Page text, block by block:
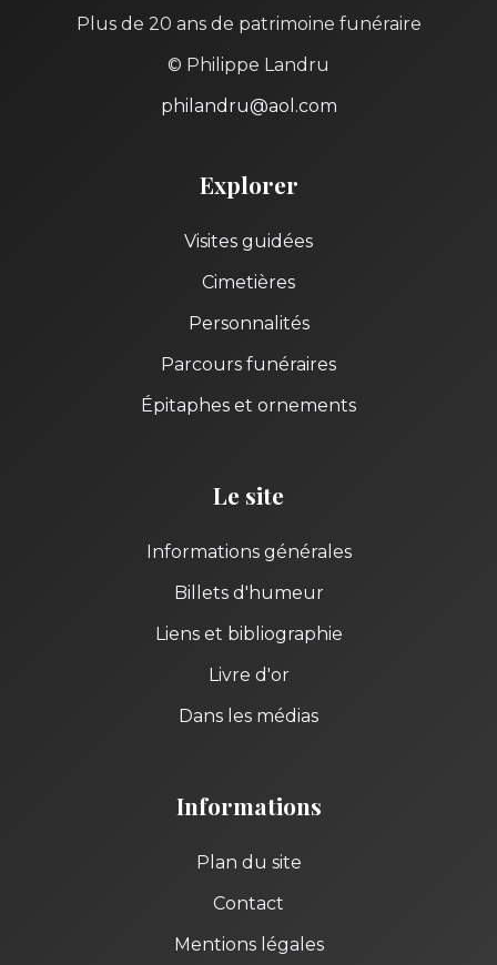
Plus de 20 ans de patrimoine funéraire
© Philippe Landru
philandru@aol.com
Explorer
Visites guidées
Cimetières
Personnalités
Parcours funéraires
Épitaphes et ornements
Le site
Informations générales
Billets d'humeur
Liens et bibliographie
Livre d'or
Dans les médias
Informations
Plan du site
Contact
Mentions légales